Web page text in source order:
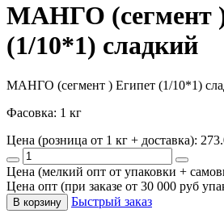
МАНГО (сегмент
(1/10*1) сладкий
МАНГО (сегмент ) Египет (1/10*1)
Фасовка: 1 кг
Цена (розница от 1 кг + доставка):
Цена (мелкий опт от упаковки +
Цена опт (при заказе от 30 000 руб
В корзину Быстрый заказ